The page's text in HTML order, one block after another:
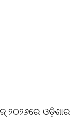
୨୦୨୬ରେ ଓଡ଼ିଶାର